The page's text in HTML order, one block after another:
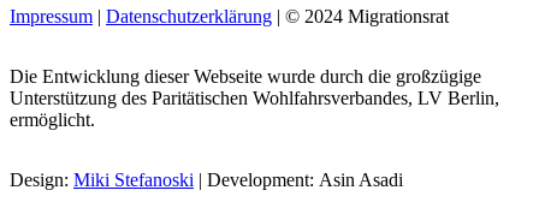
Impressum | Datenschutzerklärung | © 2024 Migrationsrat
Die Entwicklung dieser Webseite wurde durch die großzügige
Unterstützung des Paritätischen Wohlfahrsverbandes, LV Berlin,
ermöglicht.
Design: Miki Stefanoski | Development: Asin Asadi